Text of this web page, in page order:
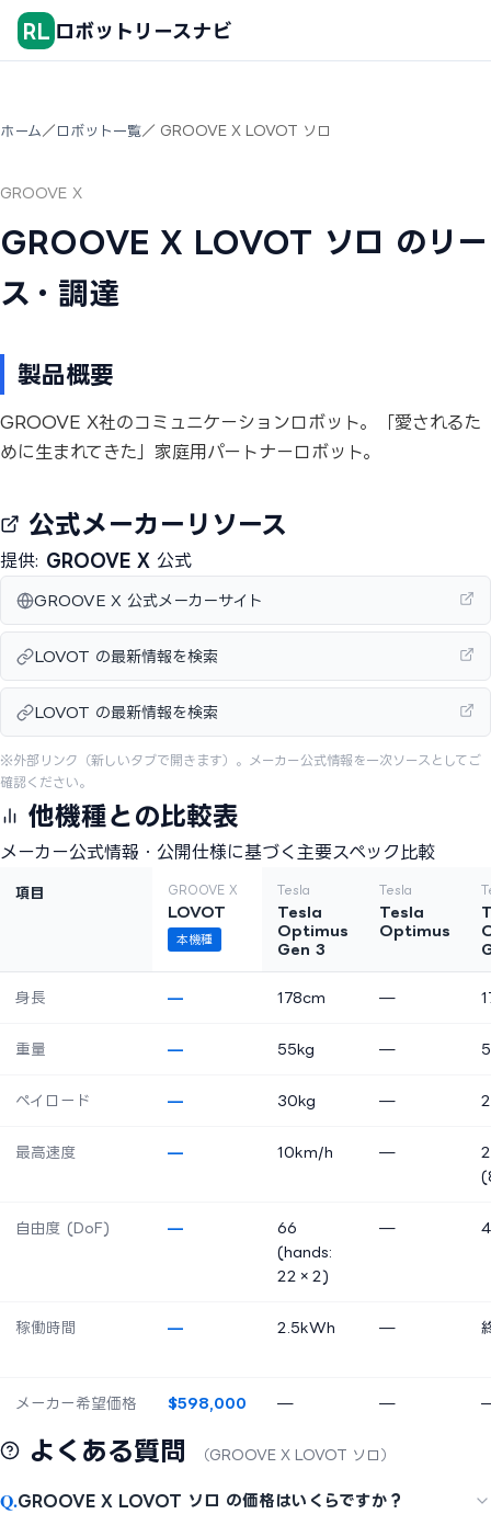
RL ロボットリースナビ
ホーム ／ ロボット一覧／ GROOVE X LOVOT ソロ
GROOVE X
GROOVE X LOVOT ソロ のリー
ス・調達
製品概要
GROOVE X社のコミュニケーションロボット。「愛されるた
めに生まれてきた」家庭用パートナーロボット。
公式メーカーリソース
提供: GROOVE X 公式
GROOVE X 公式メーカーサイト
LOVOT の最新情報を検索
LOVOT の最新情報を検索
※外部リンク（新しいタブで開きます）。メーカー公式情報を一次ソースとしてご
確認ください。
他機種との比較表
メーカー公式情報・公開仕様に基づく主要スペック比較
項目 GROOVE X
LOVOT
本機種
Tesla
Tesla
Optimus
Gen 3
Tesla
Tesla
Optimus
身長 — 178cm —
重量 — 55kg —
ペイロード — 30kg —
最高速度 — 10km/h —
自由度 (DoF) —
66
(hands:
22×2)
—
稼働時間 — 2.5kWh —
メーカー希望価格 $598,000 — —
よくある質問 （GROOVE X LOVOT ソロ）
Q.GROOVE X LOVOT ソロ の価格はいくらですか？